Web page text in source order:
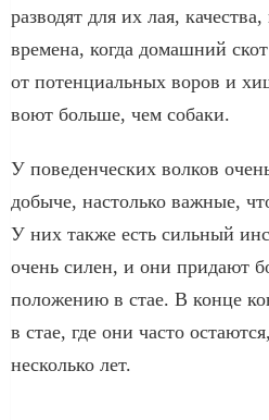
разводят для их лая,
времена, когда домашний
от потенциальных воров и
воют больше, чем собаки.
У поведенческих волков
добыче, настолько важные,
У них также есть сильный
очень силен, и они придают
положению в стае. В конце
в стае, где они часто
несколько лет.